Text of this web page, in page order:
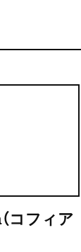
コフィア